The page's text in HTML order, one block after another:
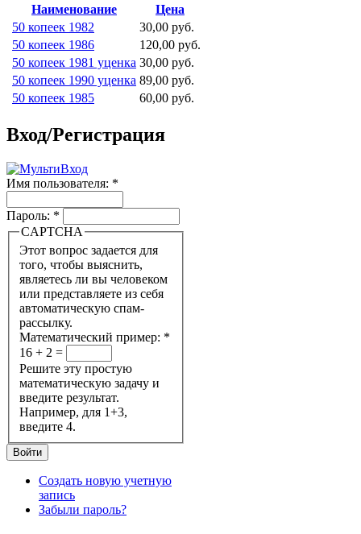
Наименование
Цена
50 копеек 1982
30,00 руб.
50 копеек 1986
120,00 руб.
50 копеек 1981 уценка 30,00 руб.
50 копеек 1990 уценка 89,00 руб.
50 копеек 1985
60,00 руб.
Вход/Регистрация
Имя пользователя: *
Пароль: *
CAPTCHA
Этот вопрос задается для
того, чтобы выяснить,
являетесь ли вы человеком
или представляете из себя
автоматическую спам-
рассылку.
Математический пример: *
16 + 2 =
Решите эту простую
математическую задачу и
введите результат.
Например, для 1+3,
введите 4.
Создать новую учетную
запись
Забыли пароль?